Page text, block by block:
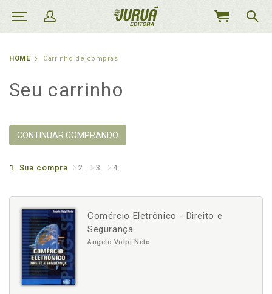
MEU
HOME Carrinho de compras
Seu carrinho
CONTINUAR COMPRANDO
1. Sua compra 2. 3. 4.
Comércio Eletrônico - Direito e
Segurança
Angelo Volpi Neto